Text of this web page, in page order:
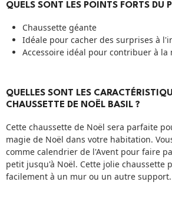
QUELS SONT LES POINTS FORTS DU
Chaussette géante
Idéale pour cacher des surprises à
Accessoire idéal pour contribuer à la
QUELLES SONT LES
CHAUSSETTE DE NOËL BASIL ?
Cette chaussette de Noël sera parfaite
magie de Noël dans votre habitation.
comme calendrier de l'Avent pour faire
petit jusqu'à Noël. Cette jolie chaussette
facilement à un mur ou un autre support.